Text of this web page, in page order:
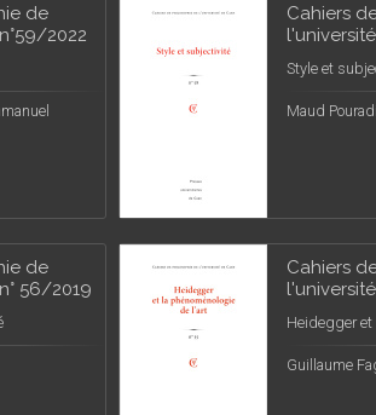
de
2022
Cahiers
Style et
Maud
de
56/2019
Cahiers
Heidegger
Guillaume